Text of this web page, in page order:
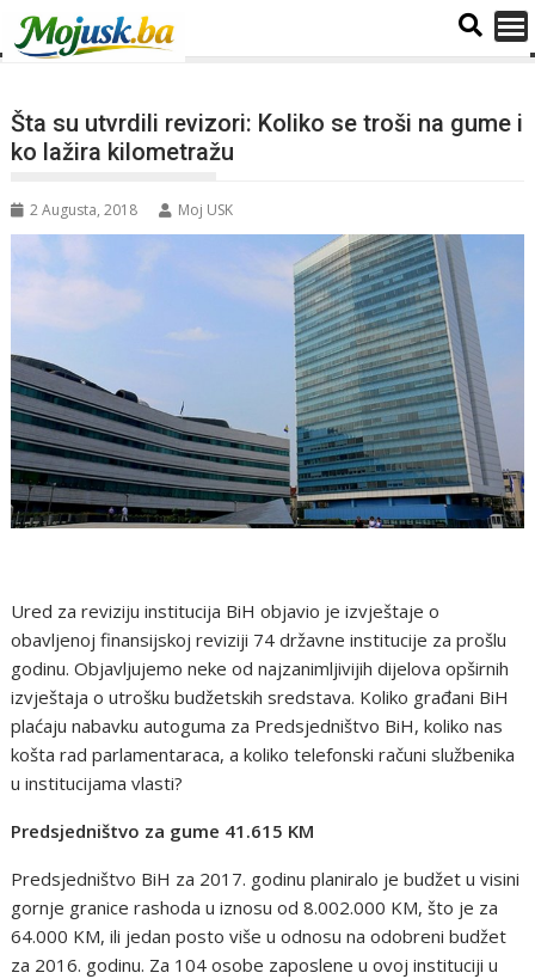
Šta su utvrdili revizori: Koliko se troši na gume i
ko lažira kilometražu
2 Augusta, 2018 Moj USK
Ured za reviziju institucija BiH objavio je izvještaje o
obavljenoj finansijskoj reviziji 74 državne institucije za prošlu
godinu. Objavljujemo neke od najzanimljivijih dijelova opširnih
izvještaja o utrošku budžetskih sredstava. Koliko građani BiH
plaćaju nabavku autoguma za Predsjedništvo BiH, koliko nas
košta rad parlamentaraca, a koliko telefonski računi službenika
u institucijama vlasti?
Predsjedništvo za gume 41.615 KM
Predsjedništvo BiH za 2017. godinu planiralo je budžet u visini
gornje granice rashoda u iznosu od 8.002.000 KM, što je za
64.000 KM, ili jedan posto više u odnosu na odobreni budžet
za 2016. godinu. Za 104 osobe zaposlene u ovoj instituciji u